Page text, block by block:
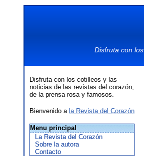
Disfruta con los
Disfruta con los cotilleos y las
noticias de las revistas del corazón,
de la prensa rosa y famosos.
Bienvenido a la Revista del Corazón
Menu principal
La Revista del Corazón
Sobre la autora
Contacto